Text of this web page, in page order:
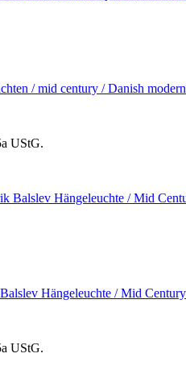
/ mid century / Danish
UStG.
Hängeleuchte / Mid
UStG.